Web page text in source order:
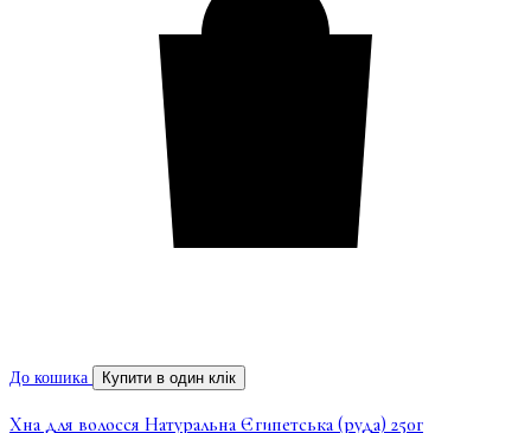
До кошика Купити в один клік
Хна для волосся Натуральна Єгипетська (руда) 250г